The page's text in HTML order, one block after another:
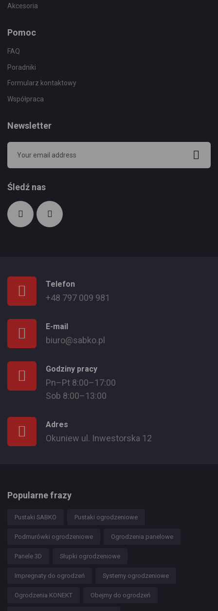
Akcesoria
Pomoc
FAQ
Poradniki
Formularz kontaktowy
Współpraca
Newsletter
Śledź nas
Telefon
+48 797 009 981
E-mail
biuro@sabko.pl
Godziny pracy
Pn–Pt 8:00–17:00
Sob 8:00–13:00
Adres
Okuniew ul. Inwestorska 12
Popularne frazy
Pustaki SABKO Pustaki ogrodzeniowe
Podmurówki ogrodzeniowe Ogrodzenia panelowe
Panele 3D Słupki ogrodzeniowe
Impregnaty do ogrodzeń Systemy ogrodzeniowe
Ogrodzenia KONEKT Obejmy do ogrodzeń